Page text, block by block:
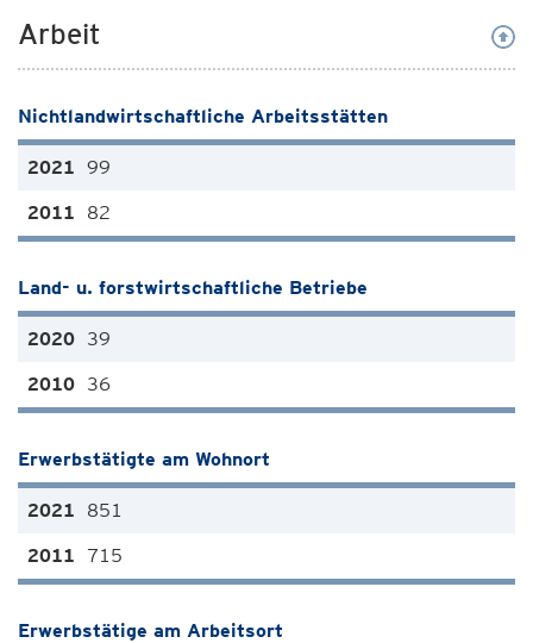
Arbeit
Nichtlandwirtschaftliche Arbeitsstätten
99
82
Land- u. forstwirtschaftliche Betriebe
39
36
Erwerbstätigte am Wohnort
851
715
Erwerbstätige am Arbeitsort